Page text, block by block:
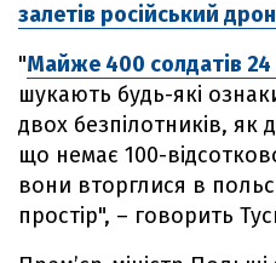
залетів російський дрон
"Майже 400 солдатів
шукають будь-які
двох безпілотників, як
що немає 100-
вони вторглися в
простір", – говорить